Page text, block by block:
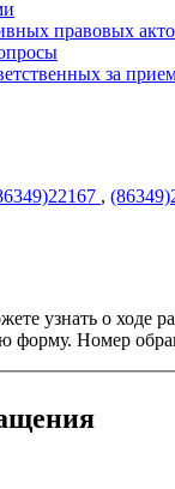
правовых
за
,
узнать о ходе
форму. Номер